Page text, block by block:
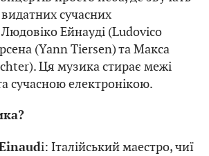
сучасних
Ейнауді (Ludovico
(Yann Tiersen) та Макса
Ця музика стирає межі
сучасною електронікою.
i: Італійський маестро, чиї